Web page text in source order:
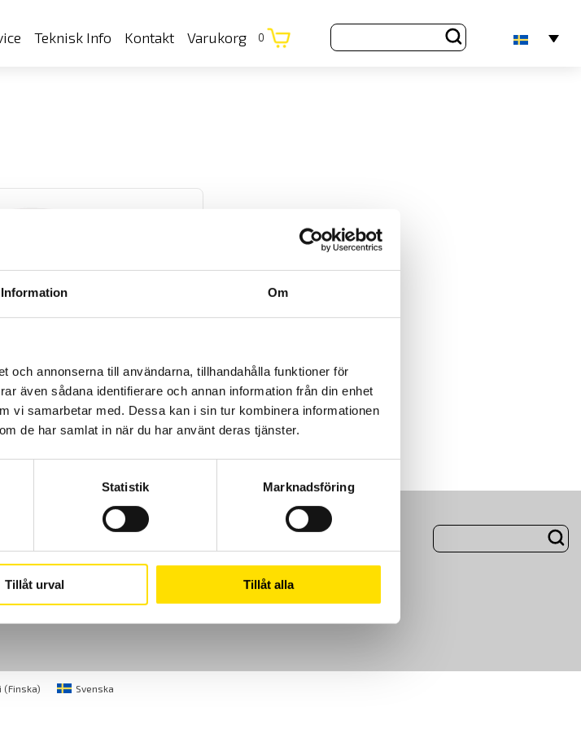
Information Om
och annonserna till användarna, tillhandahålla funktioner för
även sådana identifierare och annan information från din enhet
vi samarbetar med. Dessa kan i sin tur kombinera informationen
de har samlat in när du har använt deras tjänster.
Statistik Marknadsföring
Tillåt urval Tillåt alla
Teknisk Info Kontakt Varukorg 0
LÄS MER
Kundundersökning
Om Oss
08-50 52 68 00
info@camatsystem.com
(Finska) Svenska